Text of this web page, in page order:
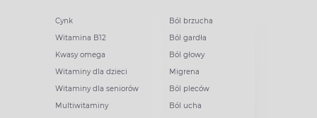
Cynk
Witamina B12
Kwasy omega
Witaminy dla dzieci
Witaminy dla seniorów
Multiwitaminy
Ból brzucha
Ból gardła
Ból głowy
Migrena
Ból pleców
Ból ucha